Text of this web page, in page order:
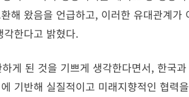
해 왔음을 언급하고, 이러한 유대관계가
한다고 밝혔다.
게 된 것을 기쁘게 생각한다면서, 한국
기반해 실질적이고 미래지향적인 협력